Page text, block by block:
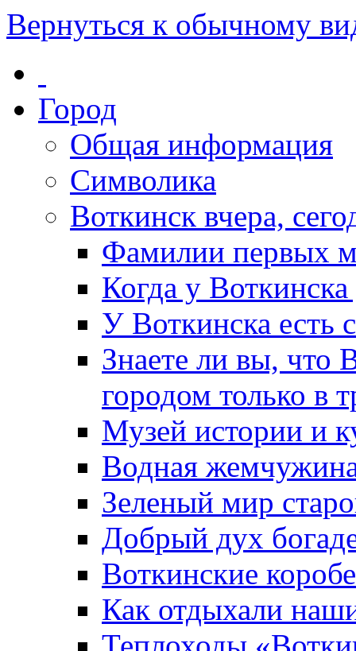
Вернуться к обычному
Город
Общая информация
Символика
Воткинск вчера,
Фамилии первых
Когда у
У Воткинска есть
Знаете ли вы, что
городом только в
Музей истории и
Водная
Зеленый мир
Добрый дух
Воткинские
Как отдыхали